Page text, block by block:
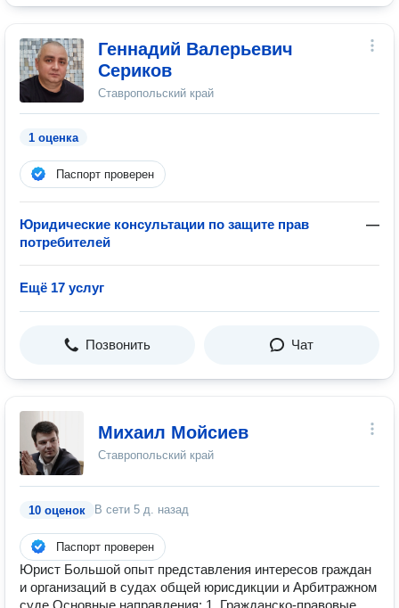
Геннадий Валерьевич
Сериков
Ставропольский край
1 оценка
Паспорт проверен
Юридические консультации по защите прав
потребителей
—
Ещё 17 услуг
Позвонить Чат
Михаил Мойсиев
Ставропольский край
10 оценок В сети 5 д. назад
Паспорт проверен
Юрист Большой опыт представления интересов граждан
и организаций в судах общей юрисдикции и Арбитражном
суде Основные направления: 1. Гражданско-правовые